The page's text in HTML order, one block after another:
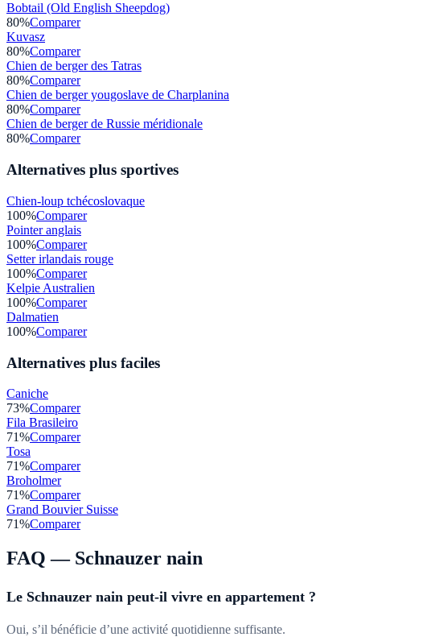
Bobtail (Old English Sheepdog)
80%Comparer
Kuvasz
80%Comparer
Chien de berger des Tatras
80%Comparer
Chien de berger yougoslave de Charplanina
80%Comparer
Chien de berger de Russie méridionale
80%Comparer
Alternatives plus sportives
Chien-loup tchécoslovaque
100%Comparer
Pointer anglais
100%Comparer
Setter irlandais rouge
100%Comparer
Kelpie Australien
100%Comparer
Dalmatien
100%Comparer
Alternatives plus faciles
Caniche
73%Comparer
Fila Brasileiro
71%Comparer
Tosa
71%Comparer
Broholmer
71%Comparer
Grand Bouvier Suisse
71%Comparer
FAQ — Schnauzer nain
Le Schnauzer nain peut-il vivre en appartement ?
Oui, s’il bénéficie d’une activité quotidienne suffisante.